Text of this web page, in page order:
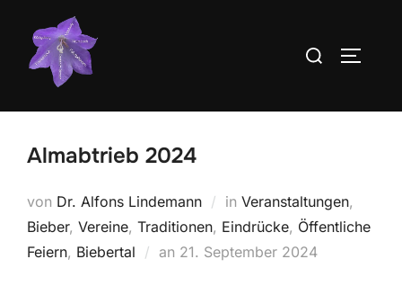
Inhalt
springen
Suchen
Almabtrieb 2024
von Dr. Alfons Lindemann in Veranstaltungen,
Bieber, Vereine, Traditionen, Eindrücke, Öffentliche
Feiern, Biebertal an Veröffentlicht
21. September 2024